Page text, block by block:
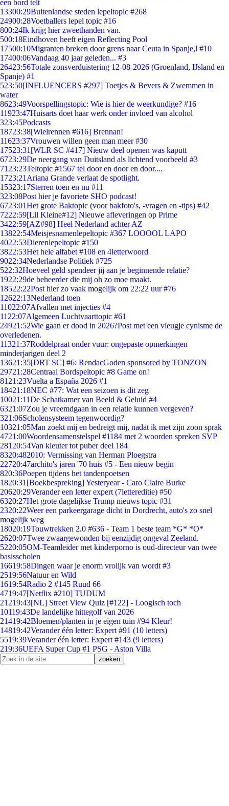
een bord telt
13300:29Buitenlandse steden lepeltopic #268
24900:28Voetballers lepel topic #16
800:24Ik krijg hier zweethanden van.
500:18Eindhoven heeft eigen Reflecting Pool
17500:10Migranten breken door grens naar Ceuta in Spanje,l #10
17400:06Vandaag 40 jaar geleden... #3
26423:56Totale zonsverduistering 12-08-2026 (Groenland, IJsland en
Spanje) #1
523:50[INFLUENCERS #297] Toetjes & Bevers & Zwemmen in
water
8623:49Voorspellingstopic: Wie is hier de weerkundige? #16
11923:47Huisarts doet haar werk onder invloed van alcohol
323:45Podcasts
18723:38[Wielrennen #616] Brennan!
11623:37Vrouwen willen geen man meer #30
17523:31 [WLR SC #417] Nieuw deel openen was kaputt
6723:29De neergang van Duitsland als lichtend voorbeeld #3
71 23:23Teltopic #1567 tel door en door en door....
1723:21 Ariana Grande verlaat de spotlight.
15323:17Sterren toen en nu #11
323:08Post hier je favoriete SHO podcast!
6723:01Het grote Baktopic (voor bakfoto's, -vragen en -tips) #42
7222:59[Lil Kleine#12] Nieuwe afleveringen op Prime
3422:59[AZ#98] Heel Nederland achter AZ
13822:54Meisjesnamenlepeltopic #367 LOOOOL LAPO
4022:53Dierenlepeltopic #150
3822:53Het hele alfabet #108 en 4letterwoord
9022:34Nederlandse Politiek #725
522:32Hoeveel geld spendeer jij aan je beginnende relatie?
1922:29de beheerder die mij oh zo moe maakt.
18522:22Post hier zo vaak mogelijk om 22:22 uur #76
12622:13Nederland toen
11022:07Afvallen met injecties #4
11 22:07Algemeen Luchtvaarttopic #61
24921:52Wie gaan er dood in 2026?Post met een vleugje cynisme de
overledenen.
11321:37Roddelpraat onder vuur: ongepaste opmerkingen
minderjarigen deel 2
13621:35[DRT SC] #6: RendacGoden sponsored by TONZON
29721:28Centraal Bordspeltopic #8 Game on!
81 21:23Vuelta a España 2026 #1
18421:18NEC #77: Wat een seizoen is dit zeg
10021:11De Schatkamer van Beeld & Geluid #4
6321:07Zou je vreemdgaan in een relatie kunnen vergeven?
321:06Scholensysteem tegenwoordig?
10321:05Man zoekt mij en bedreigt mij, nadat ik met zijn zoon sprak
4721:00Woordensamenstelspel #1184 met 2 woorden spreken SVP
281 20:54Van kleuter tot puber deel 184
8320:482010: Vermissing van Herman Ploegstra
22720:47archito's jaren '70 huis #5 - Een nieuw begin
820:36Poepen tijdens het tandenpoetsen
1820:31 [Boekbespreking] Yesteryear - Caro Claire Burke
20620:29Verander een letter expert (7lettereditie) #50
6320:27Het grote dagelijkse Trump nieuws topic #31
2320:22Weer een parkeergarage dicht in Dordrecht, auto's zo snel
mogelijk weg
18020:19Touwtrekken 2.0 #636 - Team 1 beste team *G* *O*
2620:07Twee zwaargewonden bij eenzijdig ongeval Zeeland.
5220:05OM-Teamleider met kinderporno is oud-directeur van twee
basisscholen
16619:58Dingen waar je enorm vrolijk van wordt #3
2519:56Natuur en Wild
1619:54Radio 2 #145 Ruud 66
4719:47[Netflix #210] TUDUM
21219:43[NL] Street View Quiz [#122] - Loogisch toch
10119:43De landelijke hittegolf van 2026
21419:42Bloemen/planten in je eigen tuin #94 Kleur!
14819:42Verander één letter: Expert #91 (10 letters)
5519:39Verander één letter: Expert #143 (9 letters)
219:36UEFA Super Cup #1 PSG - Aston Villa